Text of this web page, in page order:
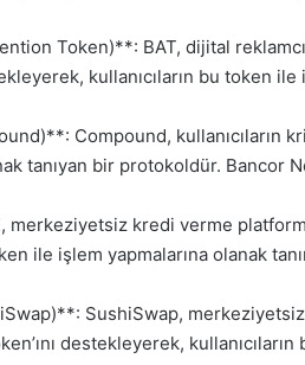
Token)**: BAT, dijital
kullanıcıların bu token ile
Compound, kullanıcıların
tanıyan bir protokoldür. Bancor
merkeziyetsiz kredi verme
ile işlem yapmalarına olanak
SushiSwap,
destekleyerek,